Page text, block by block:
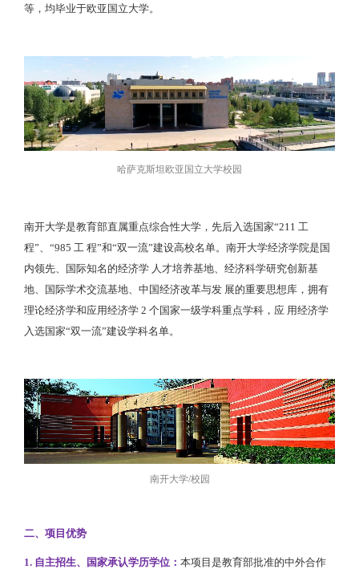
等，均毕业于欧亚国立大学。
哈萨克斯坦欧亚国立大学校园
南开大学是教育部直属重点综合性大学，先后入选国家“211 工
程”、“985 工 程”和“双一流”建设高校名单。南开大学经济学院是国
内领先、国际知名的经济学 人才培养基地、经济科学研究创新基
地、国际学术交流基地、中国经济改革与发 展的重要思想库，拥有
理论经济学和应用经济学 2 个国家一级学科重点学科，应 用经济学
入选国家“双一流”建设学科名单。
南开大学/校园
二、项目优势
1. 自主招生、国家承认学历学位： 本项目是教育部批准的中外合作